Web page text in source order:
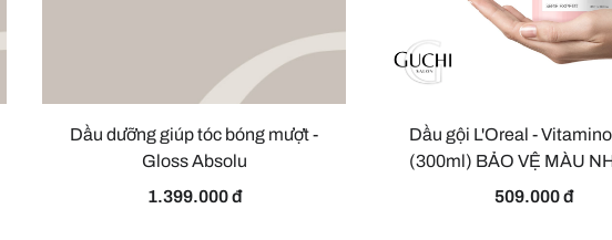
Dầu dưỡng giúp tóc bóng mượt -
Gloss Absolu
1.399.000 đ
Dầu gội L'Oreal -
(300ml) BẢO VỆ MÀU
VÀ LÀM SÁNG BÓNG
509.000 đ